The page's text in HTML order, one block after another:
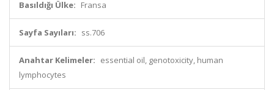
Basıldığı Ülke: Fransa
Sayfa Sayıları: ss.706
Anahtar Kelimeler: essential oil, genotoxicity, human
lymphocytes